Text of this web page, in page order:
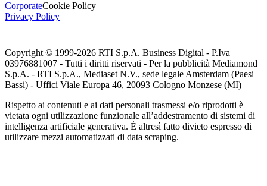
CorporateCookie Policy
Privacy Policy
Copyright © 1999-2026 RTI S.p.A. Business Digital - P.Iva
03976881007 - Tutti i diritti riservati - Per la pubblicità Mediamond
S.p.A. - RTI S.p.A., Mediaset N.V., sede legale Amsterdam (Paesi
Bassi) - Uffici Viale Europa 46, 20093 Cologno Monzese (MI)
Rispetto ai contenuti e ai dati personali trasmessi e/o riprodotti è
vietata ogni utilizzazione funzionale all’addestramento di sistemi di
intelligenza artificiale generativa. È altresì fatto divieto espresso di
utilizzare mezzi automatizzati di data scraping.